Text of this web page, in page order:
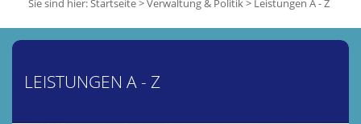
Sie sind hier:Startseite>Verwaltung & Politik> Leistungen A - Z
LEISTUNGEN A - Z